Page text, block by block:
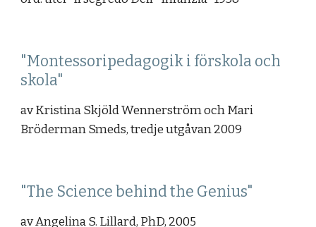
"Montessoripedagogik i förskola och
skola"
av Kristina Skjöld Wennerström och Mari
Bröderman Smeds, tredje utgåvan 2009
"The Science behind the Genius"
av Angelina S. Lillard, PhD, 2005